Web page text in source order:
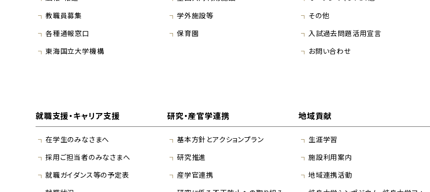
教職員募集
各種通報窓口
東海国立大学機構
学外施設等
保育園
その他
入試過去問題活用宣言
お問い合わせ
就職支援・キャリア支援
在学生のみなさまへ
採用ご担当者のみなさまへ
就職ガイダンス等の予定表
研究・産官学連携
基本方針とアクションプラン
研究推進
産学官連携
地域貢献
生涯学習
施設利用案内
地域連携活動